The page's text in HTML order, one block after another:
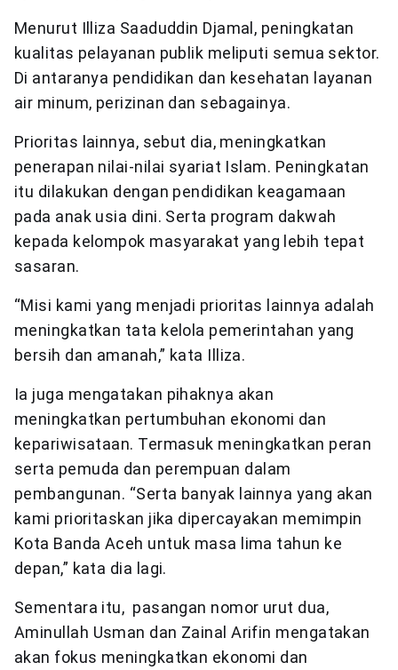
Menurut Illiza Saaduddin Djamal, peningkatan
kualitas pelayanan publik meliputi semua sektor.
Di antaranya pendidikan dan kesehatan layanan
air minum, perizinan dan sebagainya.
Prioritas lainnya, sebut dia, meningkatkan
penerapan nilai-nilai syariat Islam. Peningkatan
itu dilakukan dengan pendidikan keagamaan
pada anak usia dini. Serta program dakwah
kepada kelompok masyarakat yang lebih tepat
sasaran.
“Misi kami yang menjadi prioritas lainnya adalah
meningkatkan tata kelola pemerintahan yang
bersih dan amanah,” kata Illiza.
Ia juga mengatakan pihaknya akan
meningkatkan pertumbuhan ekonomi dan
kepariwisataan. Termasuk meningkatkan peran
serta pemuda dan perempuan dalam
pembangunan. “Serta banyak lainnya yang akan
kami prioritaskan jika dipercayakan memimpin
Kota Banda Aceh untuk masa lima tahun ke
depan,” kata dia lagi.
Sementara itu, pasangan nomor urut dua,
Aminullah Usman dan Zainal Arifin mengatakan
akan fokus meningkatkan ekonomi dan